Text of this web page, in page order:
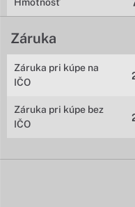
Záruka
Záruka pri kúpe na
IČO
Záruka pri kúpe bez
IČO